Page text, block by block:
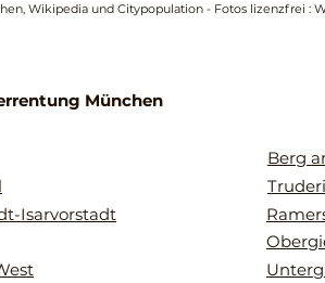
Wikipedia und Citypopulation - Fotos lizenzfrei :
München
Isarvorstadt
Berg